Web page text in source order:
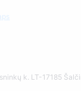
k. LT-17185